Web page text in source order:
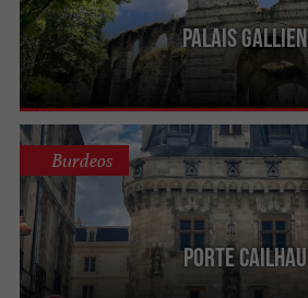
Palais Gallien
Porte Cailhau
Burdeos